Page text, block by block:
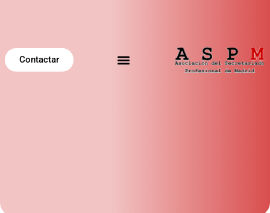
Contactar